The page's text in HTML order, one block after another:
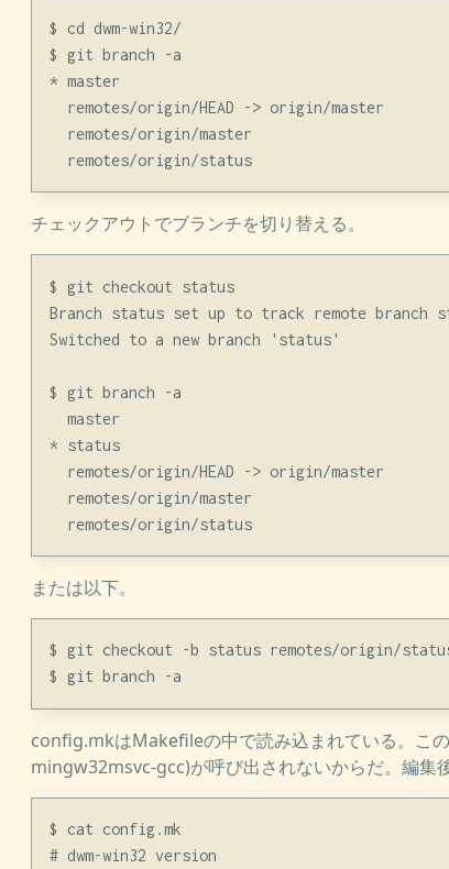
$ cd dwm-win32/
$ git branch -a
* master
  remotes/origin/HEAD -> origin/master
  remotes/origin/master
チェックアウトでブランチを切り替える。
$ git checkout status
Branch status set up to track remote branch
Switched to a new branch 'status'
$ git branch -a
  master
* status
  remotes/origin/HEAD -> origin/master
  remotes/origin/master
または以下。
$ git checkout -b status remotes/origin/
config.mkはMakefileの中で読み込まれている。こ
mingw32msvc-gcc)が呼び出されないからだ。編集
$ cat config.mk
# dwm-win32 version